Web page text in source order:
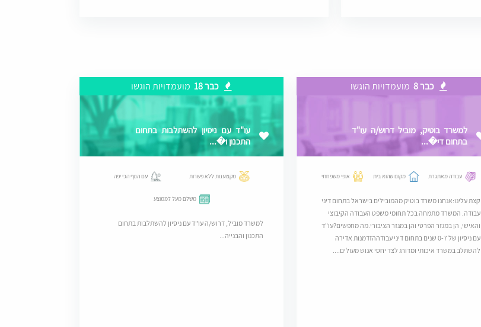
כבר 8 מועמדויות הוגשו
למשרד בוטיק, מוביל דרוש/ה עו"ד
בתחום די�...
עבודה מאתגרת מקום שהוא בית אופי משפחתי
קצת עלינו:אנחנו משרד בוטיק מהמובילים בישראל בתחום דיני
עבודה. המשרד מתמחה בכל תחומי משפט העבודה הקיבוצי
והאישי, הן במגזר הפרטי והן במגזר הציבורי.מה מחפשים?עו"ד
עם ניסיון של 0-7 שנים בתחום דיני עבודההזדמנות אדירה
להשתלב במשרד איכותי ומדורג לצד יחסי אנוש מעולים....
כבר 18 מועמדויות הוגשו
עו"ד עם ניסיון להשתלבות בתחום
התכנון ו�...
מקצוענות ללא פשרות עם הנוף הכי יפה
משלם מעל לממוצע
למשרד מוביל, דרוש/ה עו"ד עם ניסיון להשתלבות בתחום
התכנון והבנייה...